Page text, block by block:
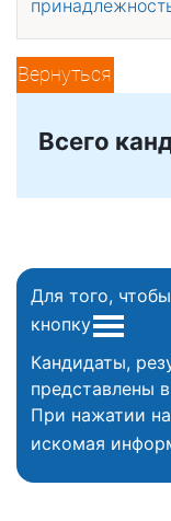
Вернуться
Всего
Для того,
кнопку
Кандидаты,
представлены
При нажатии
искомая